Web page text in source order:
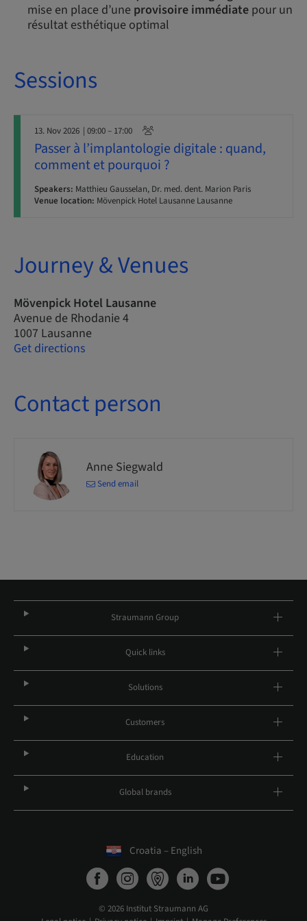
mise en place d’une provisoire immédiate pour un
résultat esthétique optimal
Sessions
13. Nov 2026 | 09:00 – 17:00
Passer à l’implantologie digitale : quand,
comment et pourquoi ?
Speakers: Matthieu Gausselan, Dr. med. dent. Marion Paris
Venue location: Mövenpick Hotel Lausanne Lausanne
Journey & Venues
Mövenpick Hotel Lausanne
Avenue de Rhodanie 4
1007 Lausanne
Get directions
Contact person
Anne Siegwald
Send email
Straumann Group
Quick links
Solutions
Customers
Education
Global brands
Croatia – English
© 2026 Institut Straumann AG